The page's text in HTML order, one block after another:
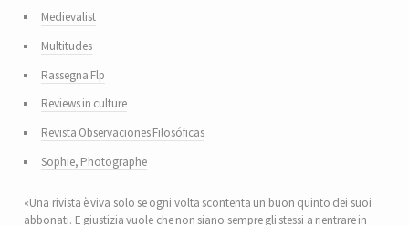
Medievalist
Multitudes
Rassegna Flp
Reviews in culture
Revista Observaciones Filosóficas
Sophie, Photographe
«Una rivista è viva solo se ogni volta scontenta un buon quinto dei suoi
abbonati. E giustizia vuole che non siano sempre gli stessi a rientrare in